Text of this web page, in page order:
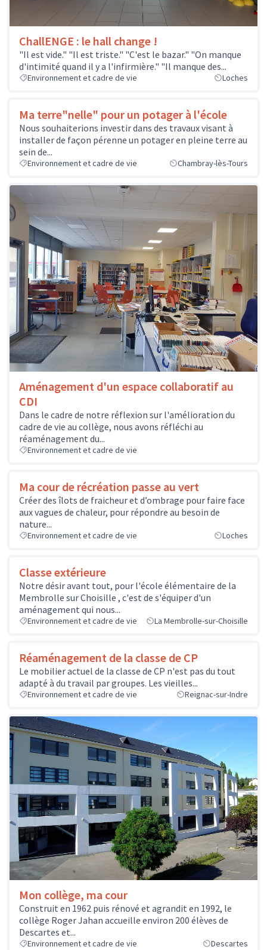
ChallENGE : le hall change !
"Il est vide." "Il est triste." "C'est le bazar." "On manque
d'intimité quand il y a l'infirmière." "Il manque des...
Environnement et cadre de vie Loches
Ma terre"nelle" pour un potager à l'école
Nous souhaiterions investir dans des travaux visant à
installer de façon pérenne un potager en pleine terre au
sein de...
Environnement et cadre de vie Chambray-lès-Tours
Aménagement d'un espace collaboratif au
CDI
Dans le cadre de notre réflexion sur l'amélioration du
cadre de vie au collège, nous avons réfléchi au
réaménagement du...
Environnement et cadre de vie
Ma cour de récréation passe au vert
Créer des îlots de fraicheur et d’ombrage pour faire face
aux vagues de chaleur, pour répondre au besoin de
nature...
Environnement et cadre de vie Loches
Classe extérieure
Notre désir avant tout, pour l'école élémentaire de la
Membrolle sur Choisille , c'est de s'équiper d'un
aménagement qui nous...
Environnement et cadre de vie La Membrolle-sur-Choisille
Réaménagement de la classe de CP
Le mobilier actuel de la classe de CP n'est pas du tout
adapté à du travail par groupes. Les vieilles...
Environnement et cadre de vie Reignac-sur-Indre
Mon collège, ma cour
Construit en 1962 puis rénové et agrandit en 1992, le
collège Roger Jahan accueille environ 200 élèves de
Descartes et...
Environnement et cadre de vie Descartes